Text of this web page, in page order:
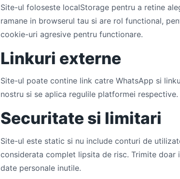
Site-ul foloseste localStorage pentru a retine
ramane in browserul tau si are rol functional,
cookie-uri agresive pentru functionare.
Linkuri externe
Site-ul poate contine link catre WhatsApp si
nostru si se aplica regulile platformei
Securitate si limitari
Site-ul este static si nu include conturi de
considerata complet lipsita de risc. Trimite
date personale inutile.